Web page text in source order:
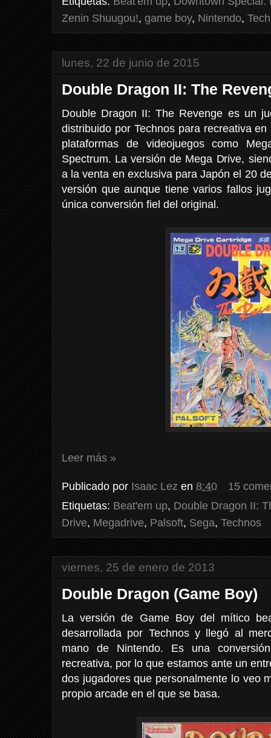
Zenin Shuugou!, game boy, Nintendo,
lunes, 22 de junio de 2015
Double Dragon II: The
Double Dragon II: The Revenge es un
distribuido por Technos para recreativa
plataformas de videojuegos como
Spectrum. La versión de Mega Drive,
a la venta en exclusiva para Japón el 20
versión que aunque tiene varios fallos
única conversión fiel del original.
Leer más »
Publicado por Isaac Lez en 8:40
15
Etiquetas: Beat'em up, Double Dragon II:
Drive, Megadrive, Palsoft, Sega, Technos
viernes, 25 de enero de 2013
Double Dragon (Game Boy)
La versión de Game Boy del mítico
desarrollada por Technos y llegó al
mano de Nintendo. Es una
recreativa, por lo que estamos ante un
dos jugadores que personalmente lo veo
propio arcade en el que se basa.